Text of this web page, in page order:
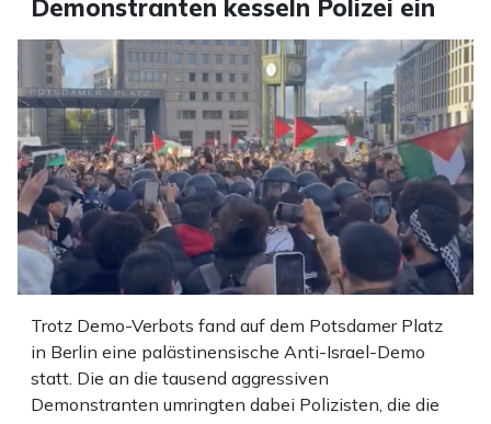
Demonstranten kesseln Polizei ein
Trotz Demo-Verbots fand auf dem Potsdamer Platz
in Berlin eine palästinensische Anti-Israel-Demo
statt. Die an die tausend aggressiven
Demonstranten umringten dabei Polizisten, die die